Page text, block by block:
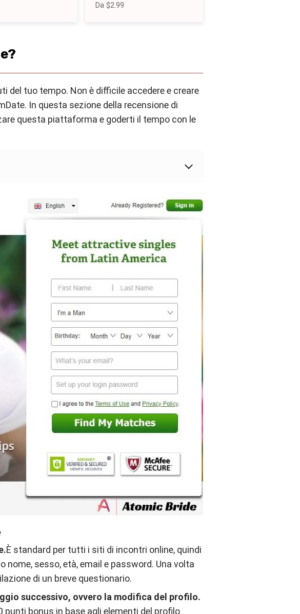
Da $2.99
del tuo tempo. Non è difficile accedere e creare
In questa sezione della recensione di
questa piattaforma e goderti il ​​tempo con le
È standard per tutti i siti di incontri online, quindi
nome, sesso, età, email e password. Una volta
di un breve questionario.
successivo, ovvero la modifica del profilo.
bonus in base agli elementi del profilo